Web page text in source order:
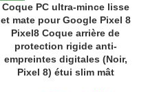
Coque PC ultra-mince lisse
et mate pour Google Pixel 8
Pixel8 Coque arrière de
protection rigide anti-
empreintes digitales (Noir,
Pixel 8) étui slim mât